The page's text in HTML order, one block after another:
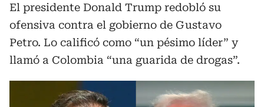
El presidente Donald Trump redobló su
ofensiva contra el gobierno de Gustavo
Petro. Lo calificó como “un pésimo líder” y
llamó a Colombia “una guarida de drogas”.